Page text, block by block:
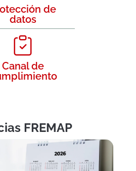
de
datos
Canal de
FREMAP